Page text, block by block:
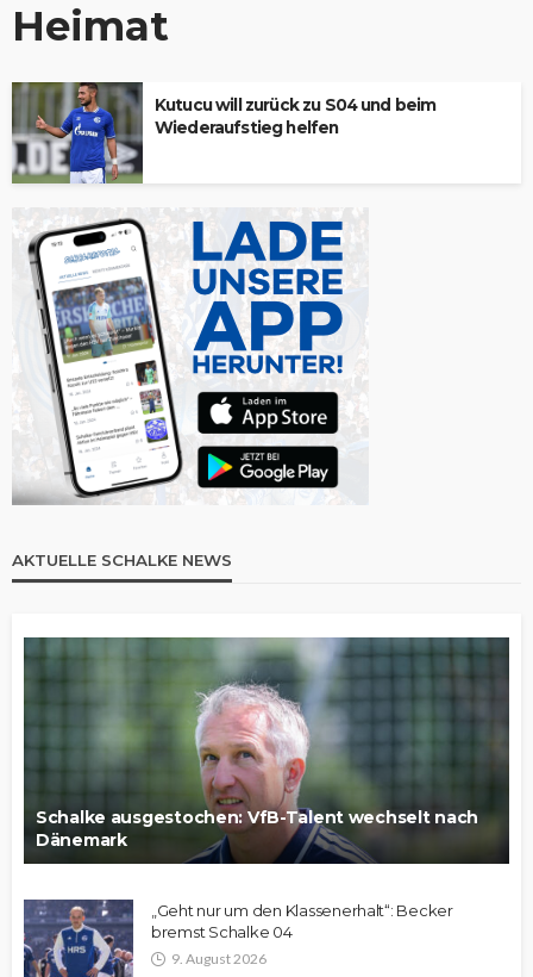
Heimat
Kutucu will zurück zu S04 und beim
Wiederaufstieg helfen
AKTUELLE SCHALKE NEWS
Schalke ausgestochen: VfB-Talent wechselt nach
Dänemark
„Geht nur um den Klassenerhalt“: Becker
bremst Schalke 04
9. August 2026